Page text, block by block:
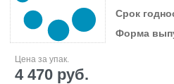
Срок
Форма
Цена за упак.
4 470 руб.